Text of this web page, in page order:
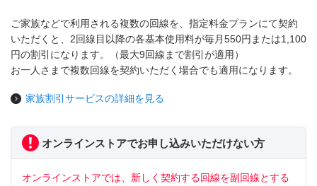
ご家族などで利用される複数の回線を、指定料金プランにて契約
いただくと、2回線目以降の各基本使用料が毎月550円または1,100
円の割引になります。（最大9回線まで割引が適用）
お一人さまで複数回線を契約いただく場合でも適用になります。
家族割引サービスの詳細を見る
オンラインストアでお申し込みいただけない方
オンラインストアでは、新しく契約する回線を副回線とする